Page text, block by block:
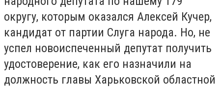
округу, которым оказался Алексей Кучер,
кандидат от партии Слуга народа. Но, не
успел новоиспеченный депутат получить
удостоверение, как его назначили на
должность главы Харьковской областной